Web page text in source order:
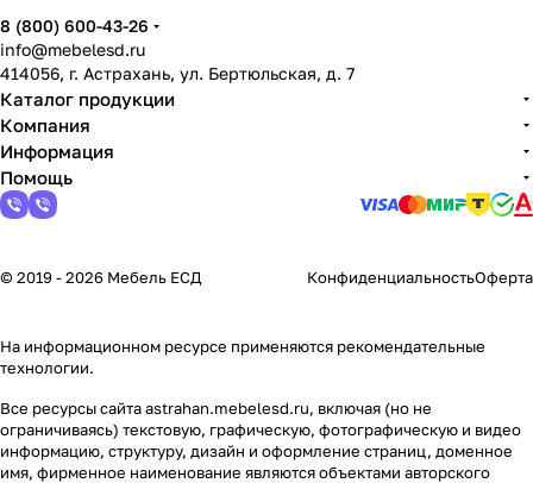
8 (800) 600-43-26
info@mebelesd.ru
414056, г. Астрахань, ул. Бертюльская, д. 7
Каталог продукции
Компания
Информация
Помощь
© 2019 - 2026 Мебель ЕСД КонфиденциальностьОферта
На информационном ресурсе применяются рекомендательные
технологии.
Все ресурсы сайта astrahan.mebelesd.ru, включая (но не
ограничиваясь) текстовую, графическую, фотографическую и видео
информацию, структуру, дизайн и оформление страниц, доменное
имя, фирменное наименование являются объектами авторского